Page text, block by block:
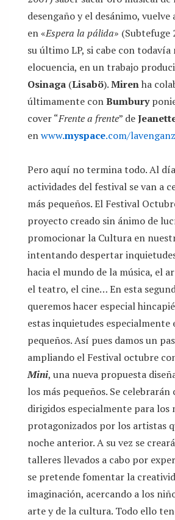
desengaño y el desánimo,
en «Espera la pálida»
su último LP, si cabe con todavía
elocuencia, en un trabajo
Osinaga (Lisabö).Mirenha
últimamente conBumbury
cover “Frente a frente” de
enwww.myspace.com/
Pero aquí no termina todo. Al
actividades del festival se van a
más pequeños. El Festival
proyecto creado sin ánimo de
promocionar la Cultura en
intentando despertar
hacia el mundo de la música, el
el teatro, el cine… En esta
queremos hacer especial
estas inquietudes especialmente
pequeños. Así pues damos un
ampliando el Festival octubre
Mini, una nueva propuesta
los más pequeños. Se
dirigidos especialmente para los
protagonizados por los artistas
noche anterior. A su vez se
talleres llevados a cabo por
se pretende fomentar la
imaginación, acercando a los
arte y de la cultura. Todo ello